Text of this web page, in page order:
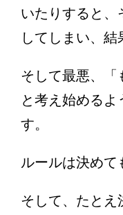
いたりすると、
してしまい、結
そして最悪、
と考え始める
す。
ルールは決めて
そして、たとえ